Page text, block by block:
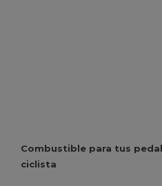
Combustible para tus
ciclista